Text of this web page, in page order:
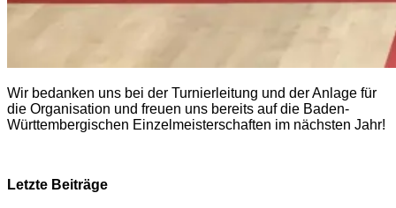
Wir bedanken uns bei der Turnierleitung und der Anlage für
die Organisation und freuen uns bereits auf die Baden-
Württembergischen Einzelmeisterschaften im nächsten Jahr!
Letzte Beiträge